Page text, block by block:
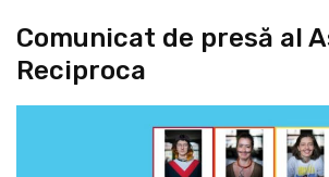
Comunicat de presă al
Reciproca